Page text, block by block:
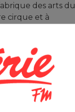
des arts du
cirque et à
Premières !
une balle
chose est à sa